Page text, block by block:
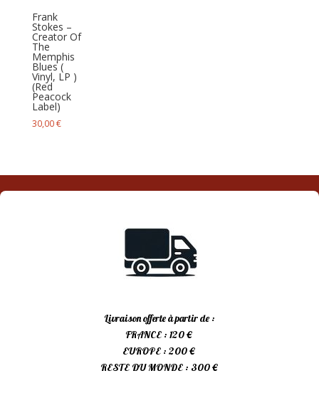
Frank
Stokes –
Creator Of
The
Memphis
Blues (
Vinyl, LP )
(Red
Peacock
Label)
30,00€
Livraison offerte à partir de :
FRANCE : 120 €
EUROPE : 200 €
RESTE DU MONDE : 300 €